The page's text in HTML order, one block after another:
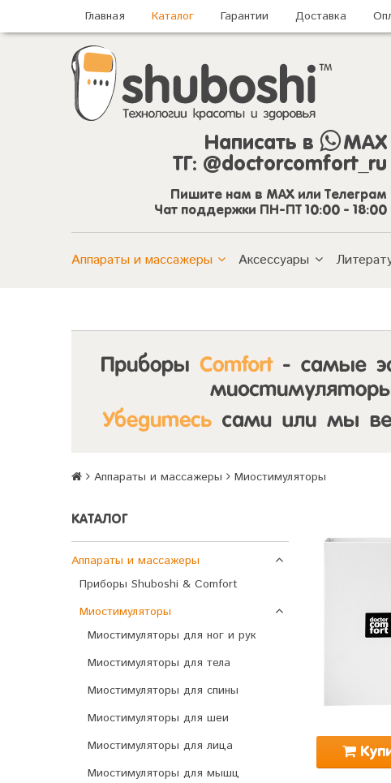
Главная Каталог Гарантии Доставка
Написать в
MAX
ТГ: @doctorcomfort_ru
Пишите нам в MAX или Телеграм
Чат поддержки ПН-ПТ 10:00 - 18:00
Аппараты и массажеры Аксессуары
Аппараты и массажеры Миостимуляторы
КАТАЛОГ
Аппараты и массажеры
Приборы Shuboshi & Comfort
Миостимуляторы
Миостимуляторы для ног и рук
Миостимуляторы для тела
Миостимуляторы для спины
Миостимуляторы для шеи
Миостимуляторы для лица
Миостимуляторы для мышц